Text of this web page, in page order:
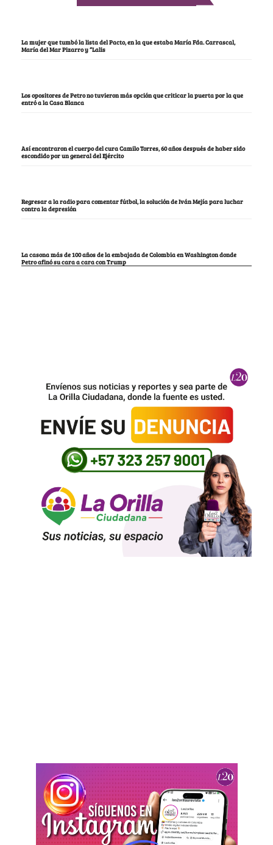
La mujer que tumbó la lista del Pacto, en la que estaba María Fda. Carrascal,
María del Mar Pizarro y “Lalis
Los opositores de Petro no tuvieron más opción que criticar la puerta por la que
entró a la Casa Blanca
Así encontraron el cuerpo del cura Camilo Torres, 60 años después de haber sido
escondido por un general del Ejército
Regresar a la radio para comentar fútbol, la solución de Iván Mejía para luchar
contra la depresión
La casona más de 100 años de la embajada de Colombia en Washington donde
Petro afinó su cara a cara con Trump